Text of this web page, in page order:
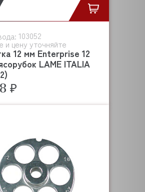
103052
и цену уточняйте
12 мм Enterprise 12
LAME ITALIA
₽